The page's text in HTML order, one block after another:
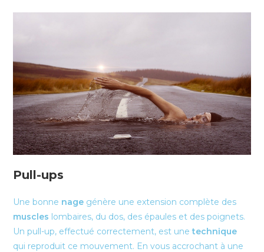
Pull-ups
Une bonne nage génère une extension complète des
muscles lombaires, du dos, des épaules et des poignets.
Un pull-up, effectué correctement, est unetechnique
qui reproduit ce mouvement. En vous accrochant à une